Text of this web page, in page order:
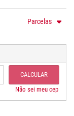
Parcelas
.
CALCULAR
Não sei meu cep